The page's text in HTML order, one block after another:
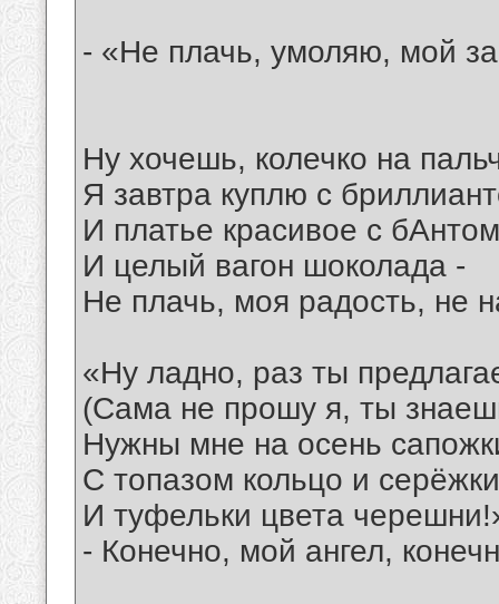
- «Не плачь, умоляю, мой
Ну хочешь, колечко на
Я завтра куплю с
И платье красивое с
И целый вагон шоколада -
Не плачь, моя радость, не
«Ну ладно, раз ты
(Сама не прошу я, ты
Нужны мне на осень
С топазом кольцо и серёжки
И туфельки цвета
- Конечно, мой ангел,